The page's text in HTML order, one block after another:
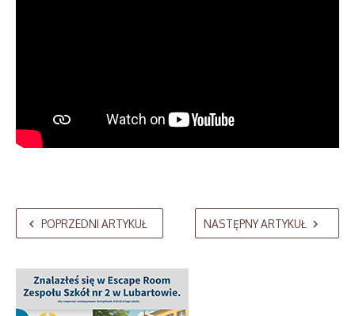
POPRZEDNI ARTYKUŁ NASTĘPNY ARTYKUŁ